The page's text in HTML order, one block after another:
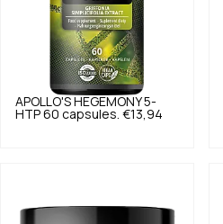
APOLLO'S HEGEMONY 5-
HTP 60 capsules. €13,94